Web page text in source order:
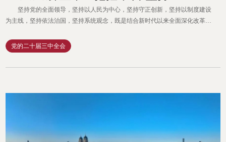
坚持党的全面领导，坚持以人民为中心，坚持守正创新，坚持以制度建设
为主线，坚持依法治国，坚持系统观念，既是结合新时代以来全面深化改革重
的全面领导—— 党的二十届三中全会把改革开放、坚持和发展中国特色社
会主义制度、推进国家治理体系和治理能力现代化、推进中国式现代化等重大
党的二十届三中全会